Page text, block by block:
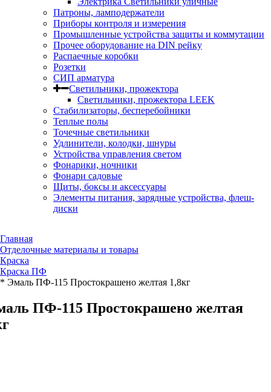
Патроны, ламподержатели
Приборы контроля и измерения
Промышленные устройства защиты и коммутации
Прочее оборудование на DIN рейку
Распаечные коробки
Розетки
СИП арматура
Светильники, прожектора
Светильники, прожектора LEEK
Стабилизаторы, бесперебойники
Теплые полы
Точечные светильники
Удлинители, колодки, шнуры
Устройства управления светом
Фонарики, ночники
Фонари садовые
Щиты, боксы и аксессуары
Элементы питания, зарядные устройства, флеш-
диски
Главная
Отделочные материалы и товары
Краска
Краска ПФ
* Эмаль ПФ-115 Простокрашено желтая 1,8кг
ПФ-115 Простокрашено желтая